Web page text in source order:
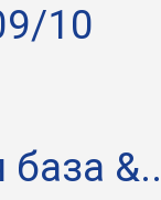
10
база